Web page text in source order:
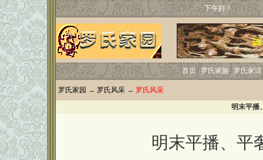
下午好！
首页 罗氏家族 罗氏家话
罗氏家园 → 罗氏风采 → 罗氏风采
明末平播
明末平播、平